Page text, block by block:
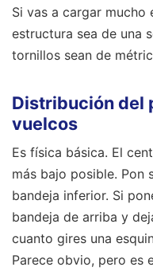
Si vas a cargar mucho
estructura sea de una
tornillos sean de
Distribución del
vuelcos
Es física básica. El
más bajo posible. Pon
bandeja inferior. Si
bandeja de arriba y
cuanto gires una
Parece obvio, pero es